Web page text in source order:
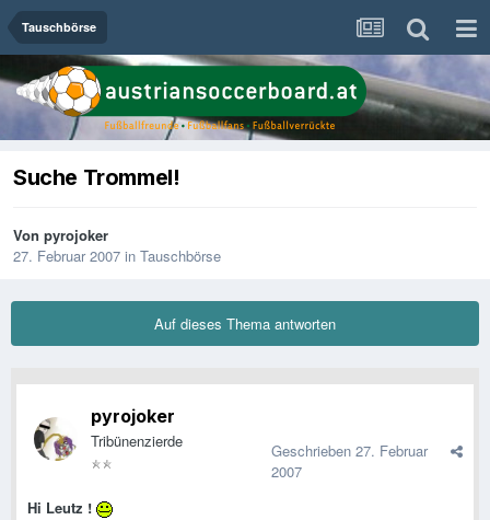
Tauschbörse
Suche Trommel!
Von pyrojoker
27. Februar 2007 in Tauschbörse
Auf dieses Thema antworten
pyrojoker
Tribünenzierde Geschrieben 27. Februar
2007
Hi Leutz !